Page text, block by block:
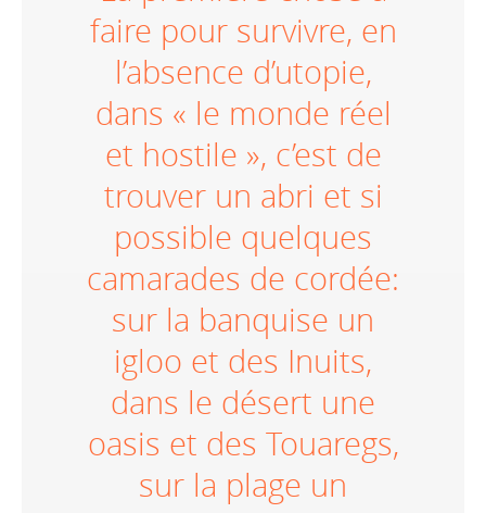
faire pour survivre, en
l’absence d’utopie,
dans « le monde réel
et hostile », c’est de
trouver un abri et si
possible quelques
camarades de cordée:
sur la banquise un
igloo et des Inuits,
dans le désert une
oasis et des Touaregs,
sur la plage un